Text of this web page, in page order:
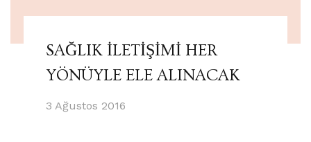
SAĞLIK İLETİŞİMİ HER
YÖNÜYLE ELE ALINACAK
3 Ağustos 2016